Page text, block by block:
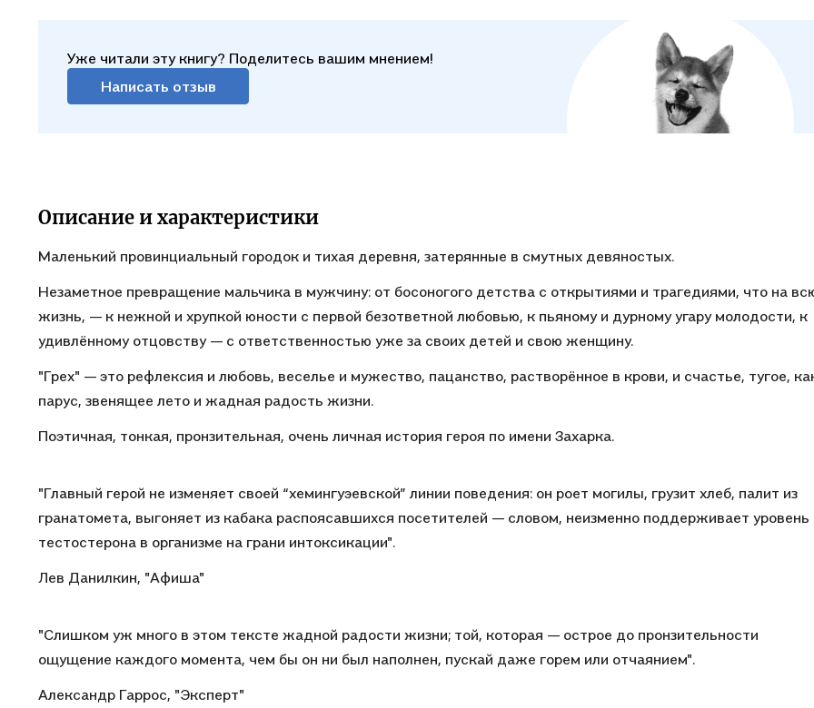
Александр Гаррос, "Эксперт"
"…ты сам себе не мог объяснить, что чувствуешь; а Прилепин
Пронзительное. А в других рассказах — пьяное, напряжённое,
Александра Макарова, "Омск Здесь"
Уже читали эту книгу? Поделитесь вашим мнением!
Написать отзыв
Описание и характеристики
Маленький провинциальный городок и тихая деревня, затерянные в смутных девяностых.
Незаметное превращение мальчика в мужчину: от босоногого детства с открытиями и трагедиями, что на
жизнь, — к нежной и хрупкой юности с первой безответной любовью, к пьяному и дурному угару молодости, к
удивлённому отцовству — с ответственностью уже за своих детей и свою женщину.
"Грех" — это рефлексия и любовь, веселье и мужество, пацанство, растворённое в крови, и счастье, тугое,
парус, звенящее лето и жадная радость жизни.
Поэтичная, тонкая, пронзительная, очень личная история героя по имени Захарка.
"Главный герой не изменяет своей “хемингуэевской” линии поведения: он роет могилы, грузит хлеб, палит из
гранатомета, выгоняет из кабака распоясавшихся посетителей — словом, неизменно поддерживает уровень
тестостерона в организме на грани интоксикации".
Лев Данилкин, "Афиша"
"Слишком уж много в этом тексте жадной радости жизни; той, которая — острое до пронзительности
ощущение каждого момента, чем бы он ни был наполнен, пускай даже горем или отчаянием".
Александр Гаррос, "Эксперт"